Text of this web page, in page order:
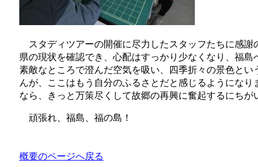
スタディツアーの開催に尽力したスタッフたちに感謝
県の現状を確認でき、心配はすっかり少なくなり、福
素敵なところで澄んだ空気を吸い、四季折々の景色と
んが、ここはもう自分のふるさとだと感じるようにな
なら、きっと万策尽くして故郷の再興に奮起するにちが
頑張れ、福島、福の島！
概要のページへ戻る